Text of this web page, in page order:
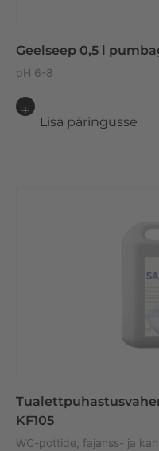
Geelseep 0,5 l
pH 6-8
Lisa päringusse
KF105
WC-pottide, fajanss- ja